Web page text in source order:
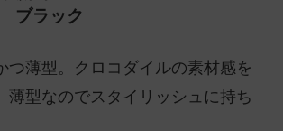
ブラック
つ薄型。クロコダイルの素材感を
薄型なのでスタイリッシュに持ち